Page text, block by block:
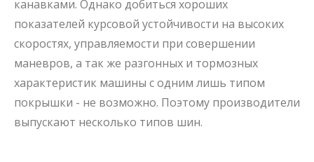
канавками. Однако добиться хороших
показателей курсовой устойчивости на высоких
скоростях, управляемости при совершении
маневров, а так же разгонных и тормозных
характеристик машины с одним лишь типом
покрышки - не возможно. Поэтому производители
выпускают несколько типов шин.